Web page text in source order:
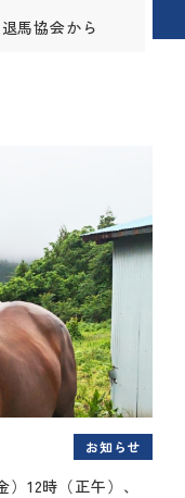
馬協会から
お知らせ
12時（正午）、